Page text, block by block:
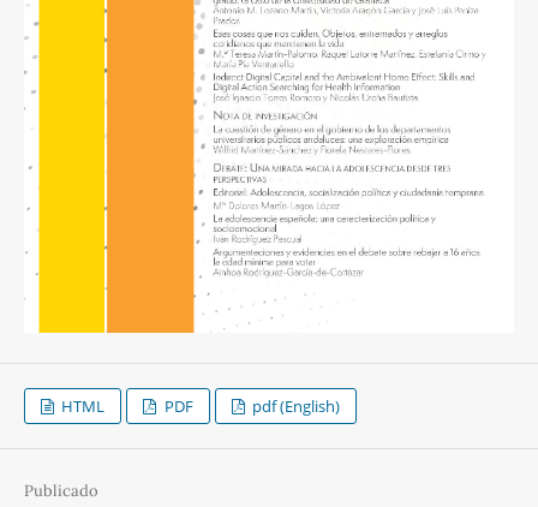
HTML PDF pdf (English)
Publicado